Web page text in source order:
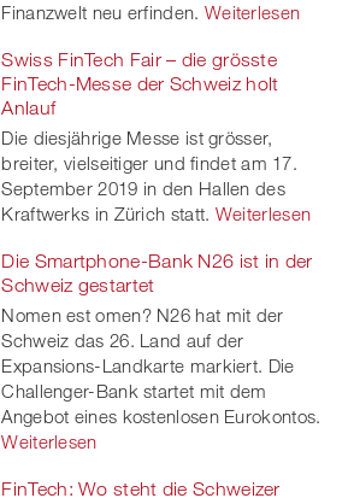
Finanzwelt neu erfinden. Weiterlesen
Swiss FinTech Fair – die grösste
FinTech-Messe der Schweiz holt
Anlauf
Die diesjährige Messe ist grösser,
breiter, vielseitiger und findet am 17.
September 2019 in den Hallen des
Kraftwerks in Zürich statt. Weiterlesen
Die Smartphone-Bank N26 ist in der
Schweiz gestartet
Nomen est omen? N26 hat mit der
Schweiz das 26. Land auf der
Expansions-Landkarte markiert. Die
Challenger-Bank startet mit dem
Angebot eines kostenlosen Eurokontos.
Weiterlesen
FinTech: Wo steht die Schweizer